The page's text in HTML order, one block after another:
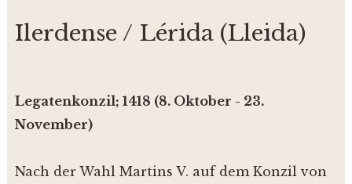
Ilerdense / Lérida (Lleida)
Legatenkonzil; 1418 (8. Oktober - 23.
November)
Nach der Wahl Martins V. auf dem Konzil von